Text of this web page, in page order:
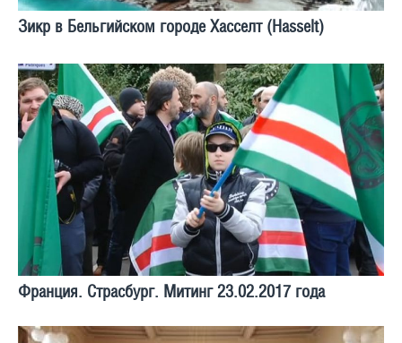
Зикр в Бельгийском городе Хасселт (Hasselt)
Франция. Страсбург. Митинг 23.02.2017 года